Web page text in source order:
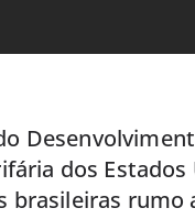
dos
brasileiras rumo